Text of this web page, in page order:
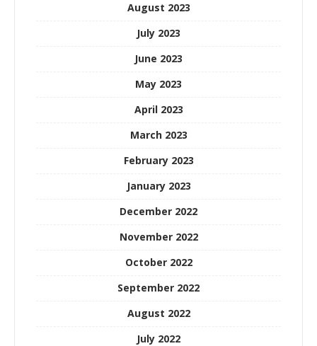
August 2023
July 2023
June 2023
May 2023
April 2023
March 2023
February 2023
January 2023
December 2022
November 2022
October 2022
September 2022
August 2022
July 2022